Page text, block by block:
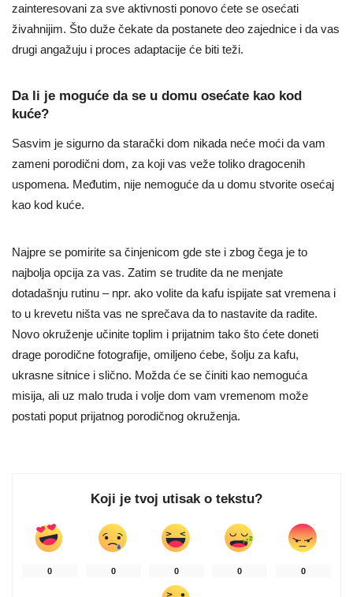
zainteresovani za sve aktivnosti ponovo ćete se osećati
živahnijim. Što duže čekate da postanete deo zajednice i da vas
drugi angažuju i proces adaptacije će biti teži.
Da li je moguće da se u domu osećate kao kod
kuće?
Sasvim je sigurno da starački dom nikada neće moći da vam
zameni porodični dom, za koji vas veže toliko dragocenih
uspomena. Međutim, nije nemoguće da u domu stvorite osećaj
kao kod kuće.
Najpre se pomirite sa činjenicom gde ste i zbog čega je to
najbolja opcija za vas. Zatim se trudite da ne menjate
dotadašnju rutinu – npr. ako volite da kafu ispijate sat vremena i
to u krevetu ništa vas ne sprečava da to nastavite da radite.
Novo okruženje učinite toplim i prijatnim tako što ćete doneti
drage porodične fotografije, omiljeno ćebe, šolju za kafu,
ukrasne sitnice i slično. Možda će se činiti kao nemoguća
misija, ali uz malo truda i volje dom vam vremenom može
postati poput prijatnog porodičnog okruženja.
Koji je tvoj utisak o tekstu?
0 0 0 0 0